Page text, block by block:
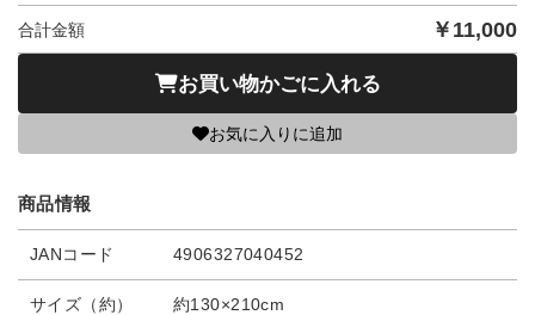
合計金額 ￥ 11,000
お買い物かごに入れる
お気に入りに追加
商品情報
JANコード 4906327040452
サイズ（約） 約130×210cm